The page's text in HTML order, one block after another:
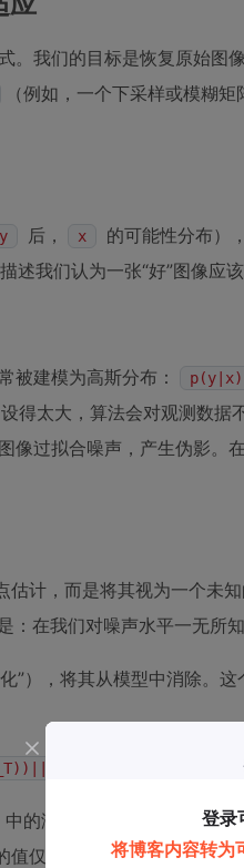
。我们的目标是恢复原始图像
（例如，一个下采样或模糊
y 后， x 的可能性分布），
述我们认为一张“好”图像应
被建模为高斯分布：
设得太大，算法会对观测数据
像过拟合噪声，产生伪影。
估计，而是将其视为一个未
：在我们对噪声水平一无所
”），将其从模型中消除。
)
的潜变量， 是扩散
值仅依赖于观测残差 ||y -